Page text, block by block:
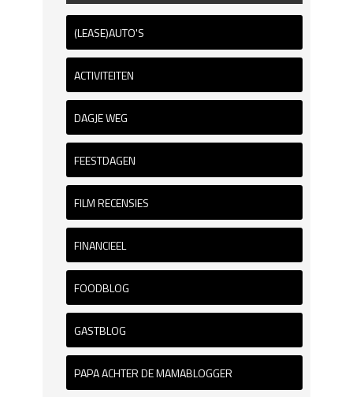
(LEASE)AUTO'S
ACTIVITEITEN
DAGJE WEG
FEESTDAGEN
FILM RECENSIES
FINANCIEEL
FOODBLOG
GASTBLOG
PAPA ACHTER DE MAMABLOGGER